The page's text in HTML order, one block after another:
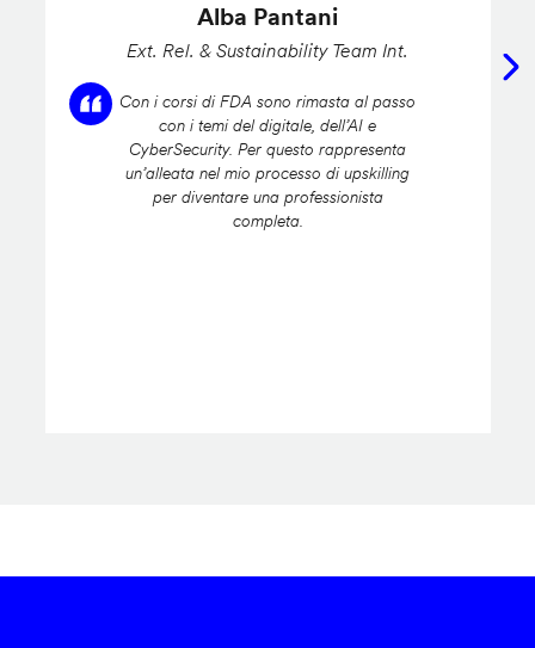
Alba Pantani
Ext. Rel. & Sustainability Team Int.
Con i corsi di FDA sono rimasta al passo
con i temi del digitale, dell’AI e
CyberSecurity. Per questo rappresenta
un’alleata nel mio processo di upskilling
per diventare una professionista
completa.